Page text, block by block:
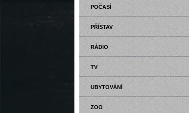
POČASÍ
PŘÍSTAV
RÁDIO
TV
UBYTOVÁNÍ
ZOO